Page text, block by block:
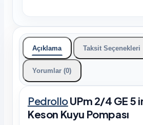
Açıklama Taksit Seçenekleri
Yorumlar (0)
PedrolloUPm 2/4 GE 5
Keson Kuyu Pompası